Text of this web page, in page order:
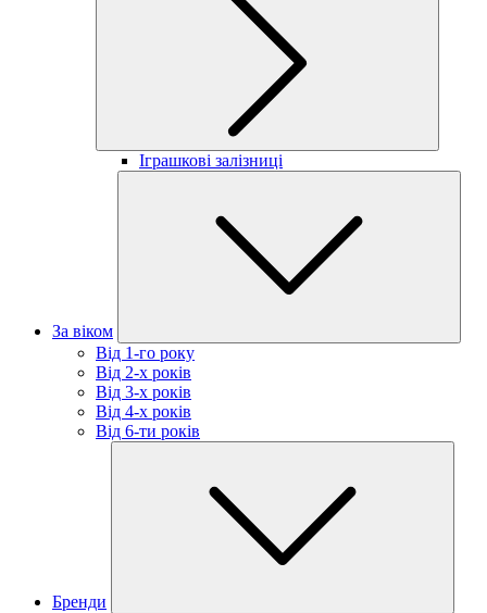
Іграшкові залізниці
За віком
Від 1-го року
Від 2-х років
Від 3-х років
Від 4-х років
Від 6-ти років
Бренди